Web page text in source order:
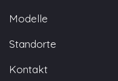
Modelle
Standorte
Kontakt